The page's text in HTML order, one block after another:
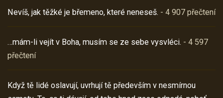
Nevíš, jak těžké je břemeno, které neneseš. - 4 907 přečtení
…mám-li vejít v Boha, musím se ze sebe vysvléci. - 4 597
přečtení
Když tě lidé oslavují, uvrhují tě především v nesmírnou